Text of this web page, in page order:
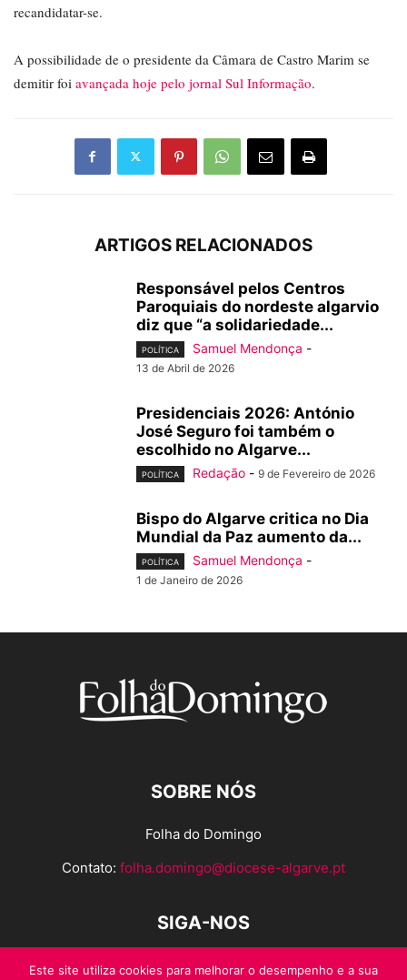
recandidatar-se.
A possibilidade de o presidente da Câmara de Castro Marim se
demitir foi avançada hoje pelo jornal Sul Informação.
ARTIGOS RELACIONADOS
Responsável pelos Centros
Paroquiais do nordeste algarvio
diz que “a solidariedade...
POLÍTICA Samuel Mendonça -
13 de Abril de 2026
Presidenciais 2026: António
José Seguro foi também o
escolhido no Algarve...
POLÍTICA Redação - 9 de Fevereiro de 2026
Bispo do Algarve critica no Dia
Mundial da Paz aumento da...
POLÍTICA Samuel Mendonça -
1 de Janeiro de 2026
SOBRE NÓS
Folha do Domingo
Contato: folha.domingo@diocese-algarve.pt
SIGA-NOS
Este site utiliza cookies para melhorar o desempenho e a sua